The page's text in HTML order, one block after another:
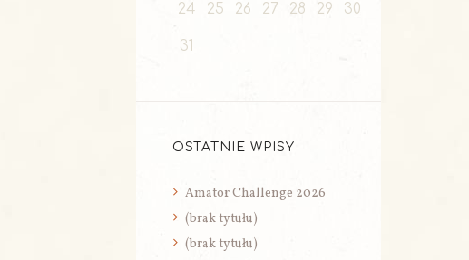
24 25 26 27 28 29 30
31
OSTATNIE WPISY
Amator Challenge 2026
(brak tytułu)
(brak tytułu)